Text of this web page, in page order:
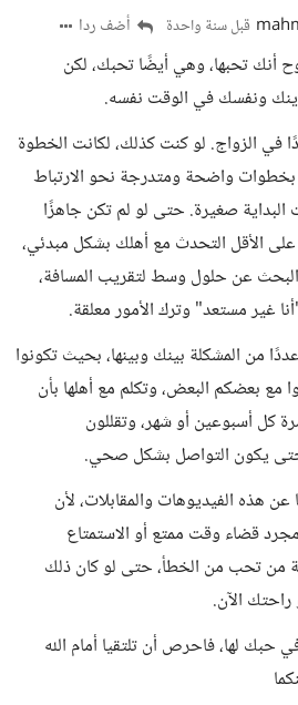
قبل سنة واحدة أضف ردا
أنك تحبها، وهي أيضًا تحبك، لكن
دينك ونفسك في الوقت نفسه.
في الزواج. لو كنت كذلك، لكانت الخطوة
بخطوات واضحة ومتدرجة نحو الارتباط
صغيرة. حتى لو لم تكن جاهزًا
على الأقل التحدث مع أهلك بشكل مبدئي،
البحث عن حلول وسط لتقريب المسافة،
غير مستعد" وترك الأمور معلقة.
من المشكلة بينك وبينها، بحيث تكونوا
مع بعضكم البعض، وتكلم مع أهلها بأن
كل أسبوعين أو شهر، وتقللون
حتى يكون التواصل بشكل صحي.
هذه الفيديوهات والمقابلات، لأن
قضاء وقت ممتع أو الاستمتاع
من تحب من الخطأ، حتى لو كان ذلك
الآن.
لها، فاحرص أن تلتقيا أمام الله